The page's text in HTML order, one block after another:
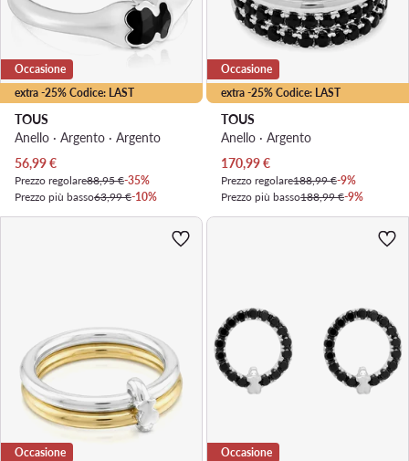
extra -25% Codice: LAST
Occasione
TOUS
Anello · Argento · Argento
Prezzo attuale
56,99€
Prezzo regolare88,95 €-35%
Prezzo più basso63,99 €-10%
extra -25% Codice: LAST
Occasione
TOUS
Anello · Argento
Prezzo attuale
170,99€
Prezzo regolare188,99 €-9%
Prezzo più basso188,99 €-9%
Occasione Occasione